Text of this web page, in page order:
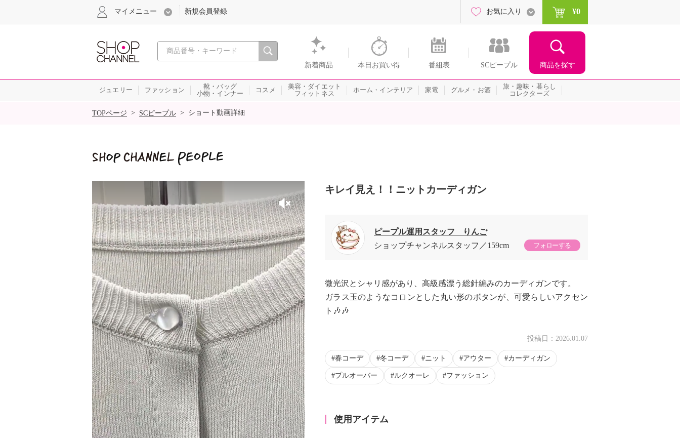
心おどる、瞬間を。通販・テレビショッピングのショップチャンネル
新着商品 本日お買い得 番組表 SCピープル 商品を探す
マイメニュー 新規会員登録 お気に入り ¥0
ジュエリー ファッション
靴・バッグ
小物・インナー
コスメ
美容・ダイエット
フィットネス
ホーム・インテリア 家電 グルメ・お酒
旅・趣味・暮らし
コレクターズ
SALE
TOPページ > SCピープル > ショート動画詳細
キレイ見え！！ニットカーディガン
ピープル運用スタッフ りんご
ショップチャンネルスタッフ
159cm フォローする
微光沢とシャリ感があり、高級感漂う総針編みのカーディガンです。
ガラス玉のようなコロンとした丸い形のボタンが、可愛らしいアクセン
ト🎶🎶
投稿日： 2026.01.07
春コーデ 冬コーデ ニット アウター カーディガン
プルオーバー ルクオーレ ファッション
使用アイテム